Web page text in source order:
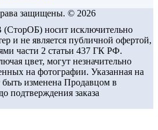
защищены. © 2026
носит исключительно
и не является публичной офертой,
части 2 статьи 437 ГК РФ.
цвет, могут незначительно
на фотографии. Указанная на
быть изменена Продавцом в
подтверждения заказа